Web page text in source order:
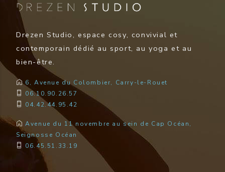
Drezen Studio, espace cosy, convivial et
contemporain dédié au sport, au yoga et au
bien-être.
6, Avenue du Colombier, Carry-le-Rouet
06.10.90.26.57
04.42.44.95.42
Avenue du 11 novembre au sein de Cap Océan,
Seignosse Océan
06.45.51.33.19